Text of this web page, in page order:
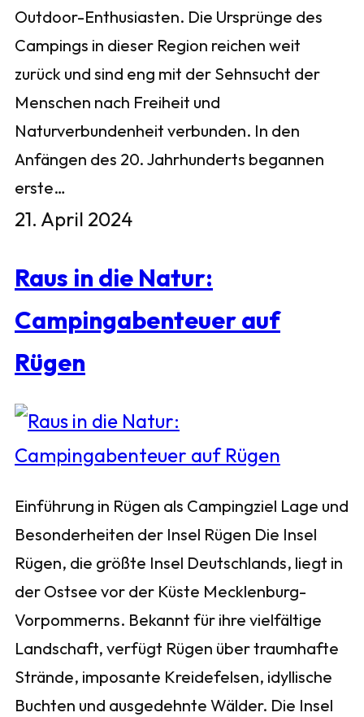
Outdoor-Enthusiasten. Die Ursprünge des
Campings in dieser Region reichen weit
zurück und sind eng mit der Sehnsucht der
Menschen nach Freiheit und
Naturverbundenheit verbunden. In den
Anfängen des 20. Jahrhunderts begannen
erste…
21. April 2024
Raus in die Natur:
Campingabenteuer auf
Rügen
Einführung in Rügen als Campingziel Lage und
Besonderheiten der Insel Rügen Die Insel
Rügen, die größte Insel Deutschlands, liegt in
der Ostsee vor der Küste Mecklenburg-
Vorpommerns. Bekannt für ihre vielfältige
Landschaft, verfügt Rügen über traumhafte
Strände, imposante Kreidefelsen, idyllische
Buchten und ausgedehnte Wälder. Die Insel